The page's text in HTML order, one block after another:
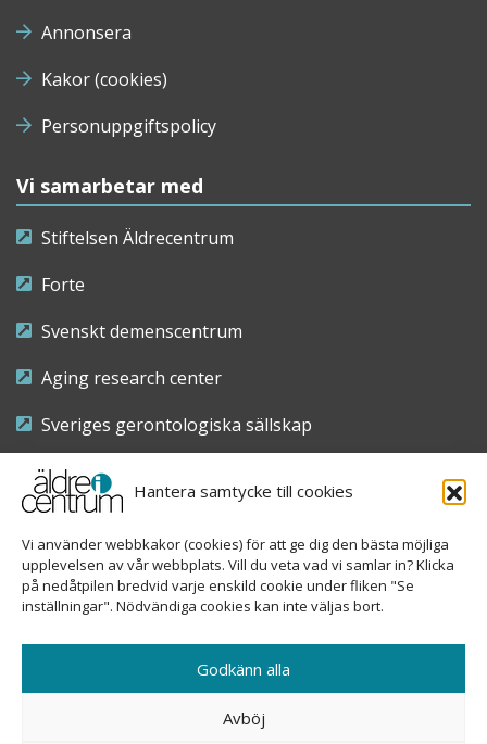
Hantera samtycke till cookies
Vi använder webbkakor (cookies) för att ge dig den bästa möjliga
upplevelsen av vår webbplats. Vill du veta vad vi samlar in? Klicka
på nedåtpilen bredvid varje enskild cookie under fliken "Se
inställningar". Nödvändiga cookies kan inte väljas bort.
Godkänn alla
Avböj
Annonsera
Kakor (cookies)
Personuppgiftspolicy
Vi samarbetar med
Stiftelsen Äldrecentrum
Forte
Svenskt demenscentrum
Aging research center
Sveriges gerontologiska sällskap
Riksföreningen för sjuksköterskor inom äldre- och
demensvård
Nationellt kompetenscentrum anhöriga
Sveavägen 155, 113 46 Stockholm
08-690 58 84